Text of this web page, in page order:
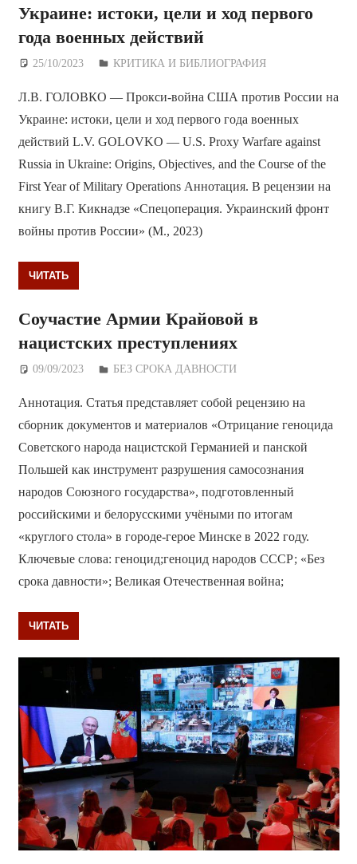
Украине: истоки, цели и ход первого
года военных действий
25/10/2023 Дежурный по Редакции
КРИТИКА И БИБЛИОГРАФИЯ
Л.В. ГОЛОВКО — Прокси-война США против России на
Украине: истоки, цели и ход первого года военных
действий L.V. GOLOVKO — U.S. Proxy Warfare against
Russia in Ukraine: Origins, Objectives, and the Course of the
First Year of Military Operations Аннотация. В рецензии на
книгу В.Г. Кикнадзе «Спецоперация. Украинский фронт
войны против России» (М., 2023)
ЧИТАТЬ
Соучастие Армии Крайовой в
нацистских преступлениях
09/09/2023 Дежурный по Редакции
БЕЗ СРОКА ДАВНОСТИ
Аннотация. Статья представляет собой рецензию на
сборник документов и материалов «Отрицание геноцида
Советского народа нацистской Германией и панской
Польшей как инструмент разрушения самосознания
народов Союзного государства», подготовленный
российскими и белорусскими учёными по итогам
«круглого стола» в городе-герое Минске в 2022 году.
Ключевые слова: геноцид;геноцид народов СССР; «Без
срока давности»; Великая Отечественная война;
ЧИТАТЬ